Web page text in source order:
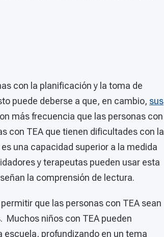
con la planificación y la toma de
puede deberse a que, en cambio, sus
más frecuencia que las personas con
con TEA que tienen dificultades con la
una capacidad superior a la medida
y terapeutas pueden usar esta
la comprensión de lectura.
que las personas con TEA sean
Muchos niños con TEA pueden
escuela, profundizando en un tema